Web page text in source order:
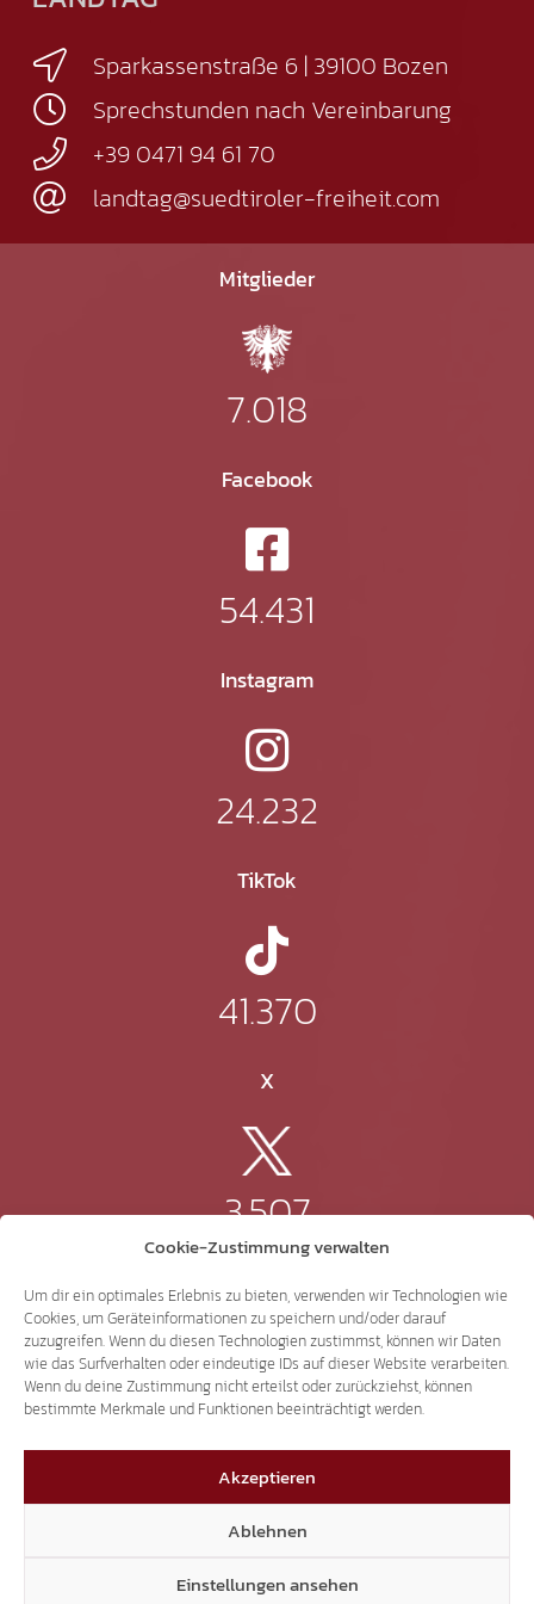
Cookie-Zustimmung verwalten
Um dir ein optimales Erlebnis zu bieten, verwenden wir Technologien wie
Cookies, um Geräteinformationen zu speichern und/oder darauf
zuzugreifen. Wenn du diesen Technologien zustimmst, können wir Daten
wie das Surfverhalten oder eindeutige IDs auf dieser Website verarbeiten.
Wenn du deine Zustimmung nicht erteilst oder zurückziehst, können
bestimmte Merkmale und Funktionen beeinträchtigt werden.
Akzeptieren
Ablehnen
Einstellungen ansehen
Sparkassenstraße 6 | 39100 Bozen
Sprechstunden nach Vereinbarung
+39 0471 94 61 70
landtag@suedtiroler-freiheit.com
Mitglieder
7.018
Facebook
54.431
Instagram
24.232
TikTok
41.370
X
3.507
Threads
3.401
YouTube